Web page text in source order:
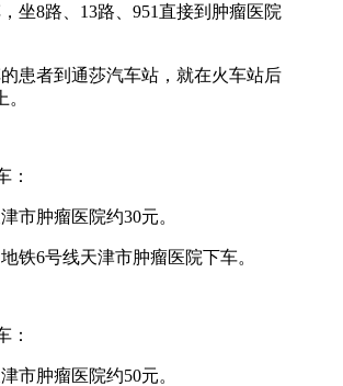
坐8路、13路、951直接到肿瘤医院
患者到通莎汽车站，就在火车站后
：
市肿瘤医院约30元。
铁6号线天津市肿瘤医院下车。
：
市肿瘤医院约50元。